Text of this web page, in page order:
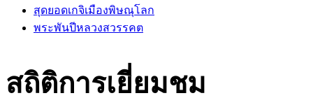
สุดยอดเกจิเมืองพิษณุโลก
พระพันปีหลวงสวรรคต
สถิติการเยี่ยมชม